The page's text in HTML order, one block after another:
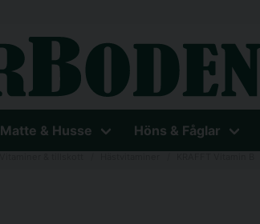
Matte & Husse Höns & Fåglar